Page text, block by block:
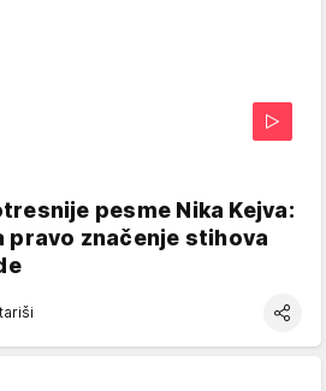
pesme Nika Kejva:
pravo značenje stihova